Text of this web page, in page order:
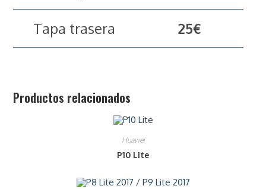
Tapa trasera 25€
Productos relacionados
Huawei
P10 Lite